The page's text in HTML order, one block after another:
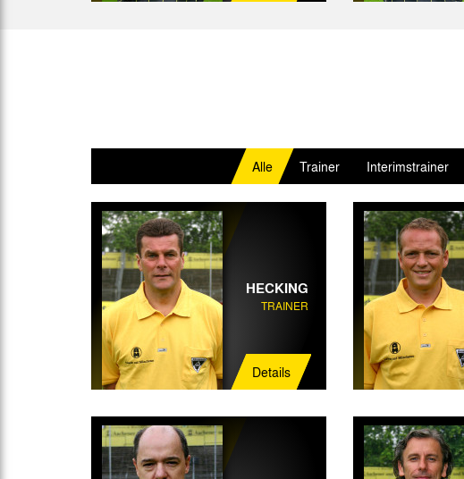
Alle Trainer Interimstrainer
HECKING
TRAINER
Details